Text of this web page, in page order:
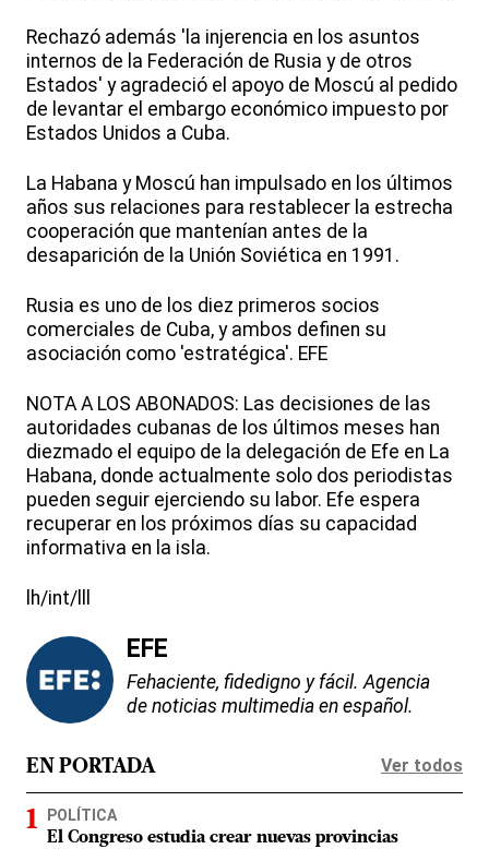
Rechazó además 'la injerencia en los asuntos
internos de la Federación de Rusia y de otros
Estados' y agradeció el apoyo de Moscú al pedido
de levantar el embargo económico impuesto por
Estados Unidos a Cuba.
La Habana y Moscú han impulsado en los últimos
años sus relaciones para restablecer la estrecha
cooperación que mantenían antes de la
desaparición de la Unión Soviética en 1991.
Rusia es uno de los diez primeros socios
comerciales de Cuba, y ambos definen su
asociación como 'estratégica'. EFE
NOTA A LOS ABONADOS: Las decisiones de las
autoridades cubanas de los últimos meses han
diezmado el equipo de la delegación de Efe en La
Habana, donde actualmente solo dos periodistas
pueden seguir ejerciendo su labor. Efe espera
recuperar en los próximos días su capacidad
informativa en la isla.
lh/int/lll
EFE
Fehaciente, fidedigno y fácil. Agencia
de noticias multimedia en español.
EN PORTADA Ver todos
POLÍTICA
El Congreso estudia crear nuevas provincias